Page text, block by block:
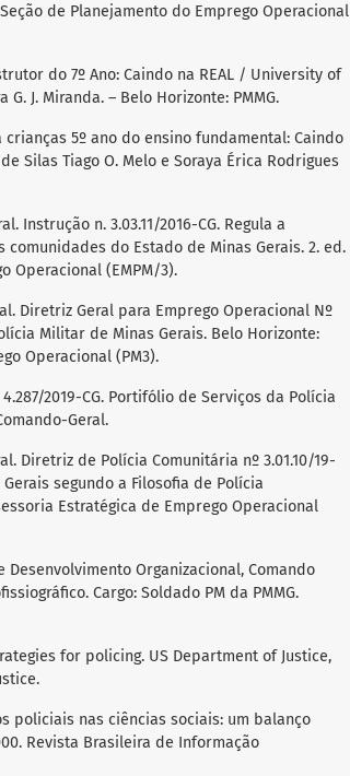
de Planejamento do Emprego Operacional
do 7º Ano: Caindo na REAL / University of
J. Miranda. – Belo Horizonte: PMMG.
5º ano do ensino fundamental: Caindo
Silas Tiago O. Melo e Soraya Érica Rodrigues
Instrução n. 3.03.11/2016-CG. Regula a
do Estado de Minas Gerais. 2. ed.
Operacional (EMPM/3).
Diretriz Geral para Emprego Operacional Nº
Militar de Minas Gerais. Belo Horizonte:
Operacional (PM3).
2019-CG. Portifólio de Serviços da Polícia
Geral.
Diretriz de Polícia Comunitária nº 3.01.10/19-
segundo a Filosofia de Polícia
Estratégica de Emprego Operacional
Desenvolvimento Organizacional, Comando
Cargo: Soldado PM da PMMG.
for policing. US Department of Justice,
policiais nas ciências sociais: um balanço
Revista Brasileira de Informação